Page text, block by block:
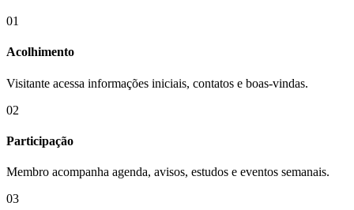
01
Acolhimento
Visitante acessa informações iniciais, contatos e boas-vindas.
02
Participação
Membro acompanha agenda, avisos, estudos e eventos semanais.
03